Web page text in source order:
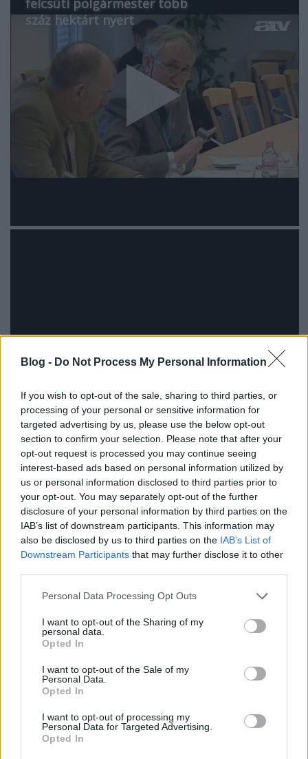
Blog - Do Not Process My Personal Information
If you wish to opt-out of the sale, sharing to third parties, or
processing of your personal or sensitive information for
targeted advertising by us, please use the below opt-out
section to confirm your selection. Please note that after your
opt-out request is processed you may continue seeing
interest-based ads based on personal information utilized by
us or personal information disclosed to third parties prior to
your opt-out. You may separately opt-out of the further
disclosure of your personal information by third parties on the
IAB’s list of downstream participants. This information may
also be disclosed by us to third parties on the IAB’s List of
Downstream Participants that may further disclose it to other
Please note that this website/app uses one or more Google
not limited to your visit or usage behaviour. You may click to
grant or deny consent to Google and its third-party tags to
use your data for below specified purposes in below Google
consent section.
Personal Data Processing Opt Outs
I want to opt-out of the Sharing of my
personal data.
Opted In
I want to opt-out of the Sale of my
Personal Data.
Opted In
I want to opt-out of processing my
Personal Data for Targeted Advertising.
Opted In